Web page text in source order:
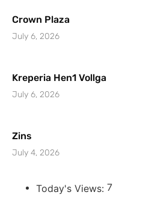
Crown Plaza
July 6, 2026
Kreperia Hen1 Vollga
July 6, 2026
Zins
July 4, 2026
Today's Views: 7